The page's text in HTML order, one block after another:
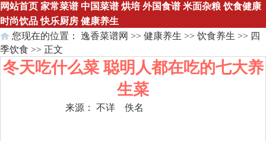
网站首页 家常菜谱 中国菜谱 烘培 外国食谱 米面杂粮 饮食健康
时尚饮品 快乐厨房 健康养生
您现在的位置： 逸香菜谱网 >> 健康养生 >> 饮食养生 >> 四
季饮食 >> 正文
冬天吃什么菜 聪明人都在吃的七大养
生菜
来源： 不详 佚名